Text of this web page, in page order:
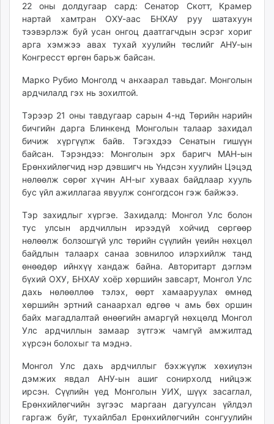
22 оны долдугаар сард: Сенатор Скотт, Крамер
нартай хамтран ОХУ-аас БНХАУ руу шатахуун
тээвэрлэж буй усан онгоц даатгагчдын эсрэг хориг
арга хэмжээ авах тухай хуулийн төслийг АНУ-ын
Конгресст өргөн барьж байсан.
Марко Рубио Монголд ч анхаарал тавьдаг. Монголын
ардчилалд гэх нь зохилтой.
Тэрээр 21 оны тавдугаар сарын 4-нд Төрийн нарийн
бичгийн дарга Блинкенд Монголын талаар захидал
бичиж хүргүүлж байв. Тэгэхдээ Сенатын гишүүн
байсан. Тэрэндээ: Монголын эрх баригч МАН-ын
Ерөнхийлөгчид нэр дэвшигч нь Үндсэн хуулийн Цэцэд
нөлөөлж сөрөг хүчин АН-ыг хуваах байдлаар хууль
бус үйл ажиллагаа явуулж сонгогдсон гэж байжээ.
Тэр захидлыг хүргэе. Захидалд: Монгол Улс болон
тус улсын ардчиллын ирээдүй хойчид сөргөөр
нөлөөлж болзошгүй улс төрийн сүүлийн үеийн нөхцөл
байдлын талаарх санаа зовнилоо илэрхийлж танд
өнөөдөр ийнхүү хандаж байна. Авторитарт дэглэм
бүхий ОХУ, БНХАУ хоёр хөршийн завсарт, Монгол Улс
дахь нөлөөллөө тэлэх, өөрт хамааруулах өмнөд
хөршийн эртний санаархал өдгөө ч амь бөх оршин
байх магадлалтай өнөөгийн амаргүй нөхцөлд Монгол
Улс ардчиллын замаар зүтгэж чамгүй амжилтад
хүрсэн болохыг та мэднэ.
Монгол Улс дахь ардчиллыг бэхжүүлж хөхиүлэн
дэмжих явдал АНУ-ын ашиг сонирхолд нийцэж
ирсэн. Сүүлийн үед Монголын УИХ, шүүх засаглал,
Ерөнхийлөгчийн зүгээс маргаан дагуулсан үйлдэл
гаргаж буйг, тухайлбал Ерөнхийлөгчийн сонгуулийн